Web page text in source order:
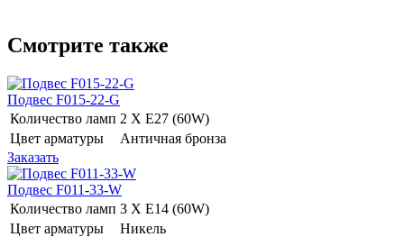
Смотрите также
Подвес F015-22-G
Количество ламп 2 Х E27 (60W)
Цвет арматуры
Античная бронза
Заказать
Подвес F011-33-W
Количество ламп 3 Х E14 (60W)
Цвет арматуры
Никель